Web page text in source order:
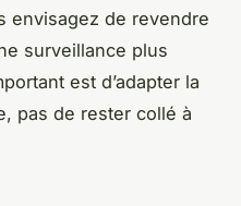
envisagez de revendre
surveillance plus
est d’adapter la
pas de rester collé à